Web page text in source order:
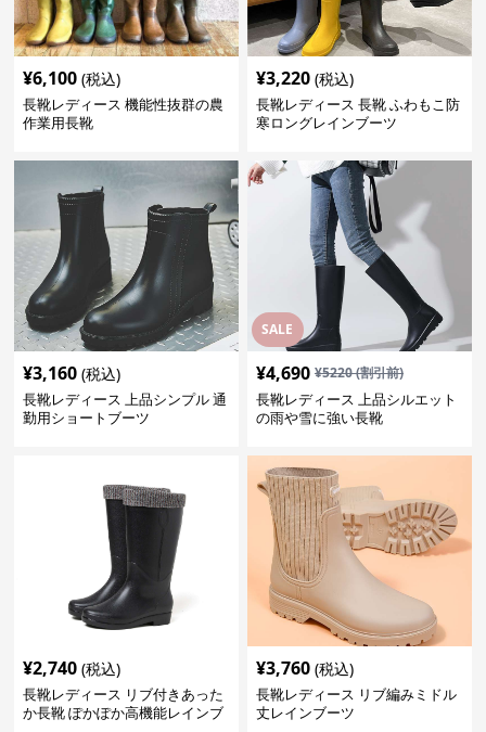
¥6,100 (税込)
長靴レディース 機能性抜群の農
作業用長靴
¥3,220 (税込)
長靴レディース 長靴 ふわもこ防
寒ロングレインブーツ
¥3,160 (税込)
長靴レディース 上品シンプル 通
勤用ショートブーツ
SALE
¥4,690 ¥5220(割引前)
長靴レディース 上品シルエット
の雨や雪に強い長靴
¥2,740 (税込)
長靴レディース リブ付きあった
か長靴 ぽかぽか高機能レインブ
¥3,760 (税込)
長靴レディース リブ編みミドル
丈レインブーツ